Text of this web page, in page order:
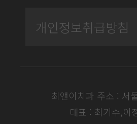
개인정보취급방침
최앤이치과 주소 : 서
대표 : 최기수,이